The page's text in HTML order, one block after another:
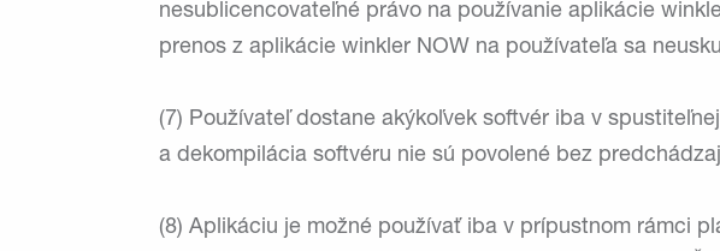
nesublicencovateľné právo na používanie aplikácie
prenos z aplikácie winkler NOW na používateľa sa
(7) Používateľ dostane akýkoľvek softvér iba v
a dekompilácia softvéru nie sú povolené bez
(8) Aplikáciu je možné používať iba v prípustnom rámci